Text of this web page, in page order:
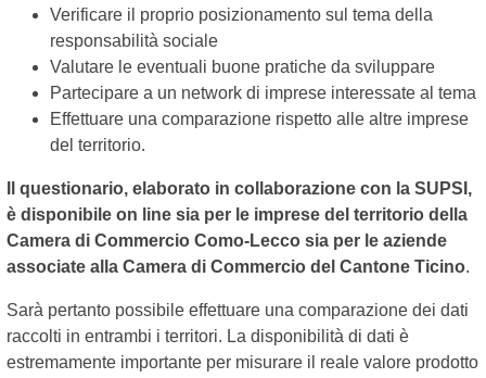
Verificare il proprio posizionamento sul tema della
responsabilità sociale
Valutare le eventuali buone pratiche da sviluppare
Partecipare a un network di imprese interessate al tema
Effettuare una comparazione rispetto alle altre imprese
del territorio.
Il questionario, elaborato in collaborazione con la SUPSI,
è disponibile on line sia per le imprese del territorio della
Camera di Commercio Como-Lecco sia per le aziende
associate alla Camera di Commercio del Cantone Ticino.
Sarà pertanto possibile effettuare una comparazione dei dati
raccolti in entrambi i territori. La disponibilità di dati è
estremamente importante per misurare il reale valore prodotto